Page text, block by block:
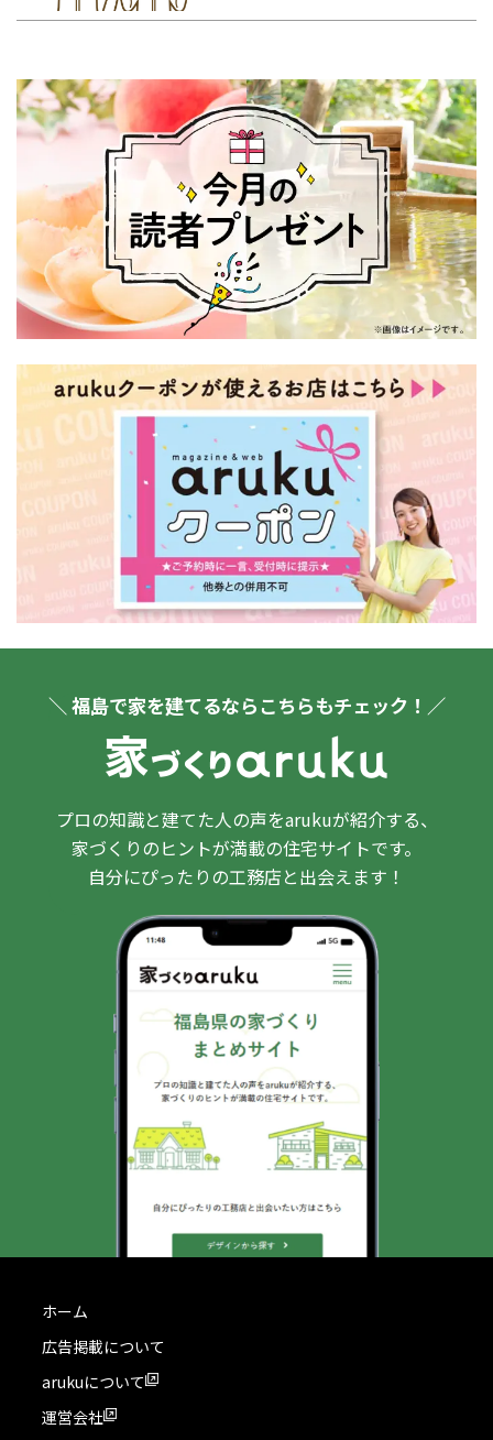
＼ 福島で家を建てるならこちらもチェック！／
プロの知識と建てた人の声をarukuが紹介する、
家づくりのヒントが満載の住宅サイトです。
自分にぴったりの工務店と出会えます！
ホーム
広告掲載について
arukuについて
運営会社